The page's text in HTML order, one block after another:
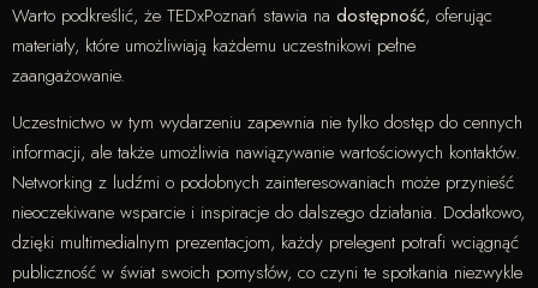
Warto podkreślić, że TEDxPoznań stawia na dostępność, oferując
materiały, które umożliwiają każdemu uczestnikowi pełne
zaangażowanie.
Uczestnictwo w tym wydarzeniu zapewnia nie tylko dostęp do cennych
informacji, ale także umożliwia nawiązywanie wartościowych kontaktów.
Networking z ludźmi o podobnych zainteresowaniach może przynieść
nieoczekiwane wsparcie i inspiracje do dalszego działania. Dodatkowo,
dzięki multimedialnym prezentacjom, każdy prelegent potrafi wciągnąć
publiczność w świat swoich pomysłów, co czyni te spotkania niezwykle